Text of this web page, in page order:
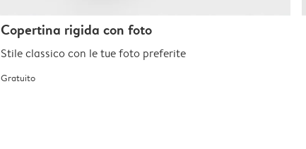
Copertina rigida con foto
Stile classico con le tue foto preferite
Gratuito